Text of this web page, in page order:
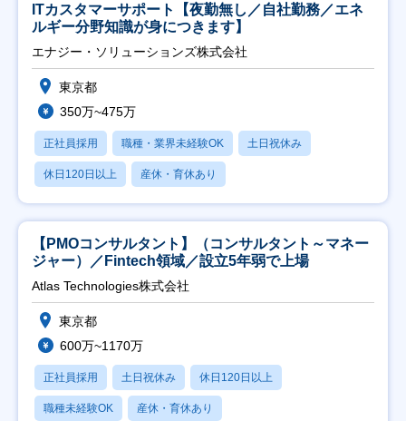
ITカスタマーサポート【夜勤無し／自社勤務／エネ
ルギー分野知識が身につきます】
エナジー・ソリューションズ株式会社
東京都
350万~475万
正社員採用 職種・業界未経験OK 土日祝休み
休日120日以上 産休・育休あり
【PMOコンサルタント】（コンサルタント～マネー
ジャー）／Fintech領域／設立5年弱で上場
Atlas Technologies株式会社
東京都
600万~1170万
正社員採用 土日祝休み 休日120日以上
職種未経験OK 産休・育休あり